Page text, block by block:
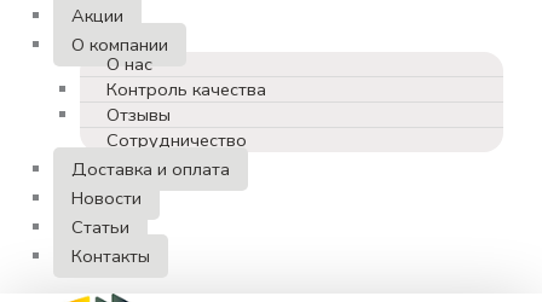
Акции
О компании
О нас
Контроль качества
Отзывы
Сотрудничество
Доставка и оплата
Новости
Статьи
Контакты